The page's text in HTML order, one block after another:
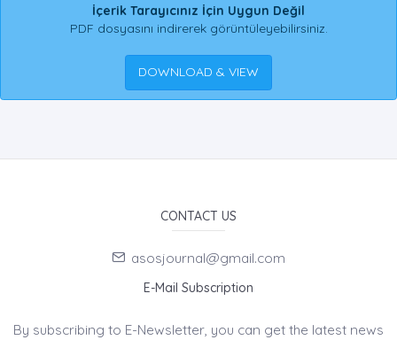
İçerik Tarayıcınız İçin Uygun Değil
PDF dosyasını indirerek görüntüleyebilirsiniz.
DOWNLOAD & VIEW
CONTACT US
asosjournal@gmail.com
E-Mail Subscription
By subscribing to E-Newsletter, you can get the latest news